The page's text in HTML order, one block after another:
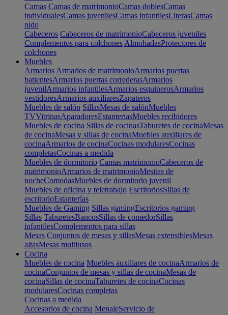
Camas Camas de matrimonioCamas doblesCamas
individualesCamas juvenilesCamas infantilesLiterasCamas
nido
Cabeceros Cabeceros de matrimonioCabeceros juveniles
Complementos para colchones AlmohadasProtectores de
colchones
Muebles
Armarios Armarios de matrimonioArmarios puertas
batientesArmarios puertas correderasArmarios
juvenilArmarios infantilesArmarios esquinerosArmarios
vestidoresArmarios auxiliaresZapateros
Muebles de salón SillasMesas de salónMuebles
TVVitrinasAparadoresEstanteriasMuebles recibidores
Muebles de cocina Sillas de cocinasTaburetes de cocinaMesas
de cocinaMesas y sillas de cocinaMuebles auxiliares de
cocinaArmarios de cocinaCocinas modularesCocinas
completasCocinas a medida
Muebles de dormitorio Camas matrimonioCabeceros de
matrimonioArmarios de matrimonioMesitas de
nocheComodasMuebles de dormitorio juvenil
Muebles de oficina y teletrabajo EscritoriosSillas de
escritorioEstanterías
Muebles de Gaming Sillas gamingEscritorios gaming
Sillas TaburetesBancosSillas de comedorSillas
infantilesComplementos para sillas
Mesas Conjuntos de mesas y sillasMesas extensiblesMesas
altasMesas multiusos
Cocina
Muebles de cocina Muebles auxiliares de cocinaArmarios de
cocinaConjuntos de mesas y sillas de cocinaMesas de
cocinaSillas de cocinaTaburetes de cocinaCocinas
modularesCocinas completas
Cocinas a medida
Accesorios de cocina MenajeServicio de